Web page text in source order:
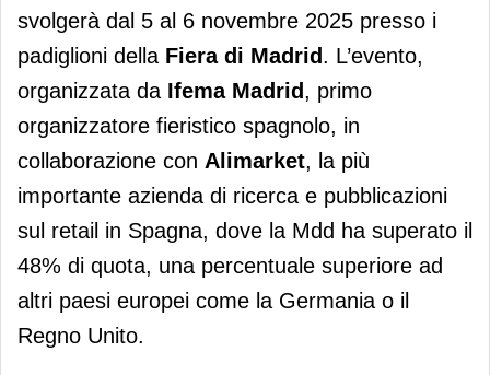
svolgerà dal 5 al 6 novembre 2025 presso i
padiglioni della Fiera di Madrid. L’evento,
organizzata da Ifema Madrid, primo
organizzatore fieristico spagnolo, in
collaborazione con Alimarket, la più
importante azienda di ricerca e pubblicazioni
sul retail in Spagna, dove la Mdd ha superato il
48% di quota, una percentuale superiore ad
altri paesi europei come la Germania o il
Regno Unito.